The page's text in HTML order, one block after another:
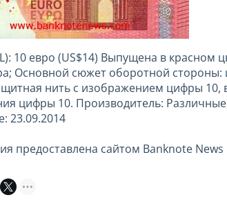
10 евро (US$14) Выпущена в
Основной сюжет оборотной
нить с изображением цифры
цифры 10. Производитель:
23.09.2014
предоставлена сайтом Banknote News